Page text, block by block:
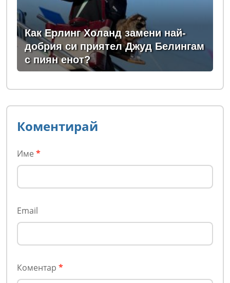
Как Ерлинг Холанд замени най-
добрия си приятел Джуд Белингам
с пиян енот?
Коментирай
Име *
Email
Коментар *